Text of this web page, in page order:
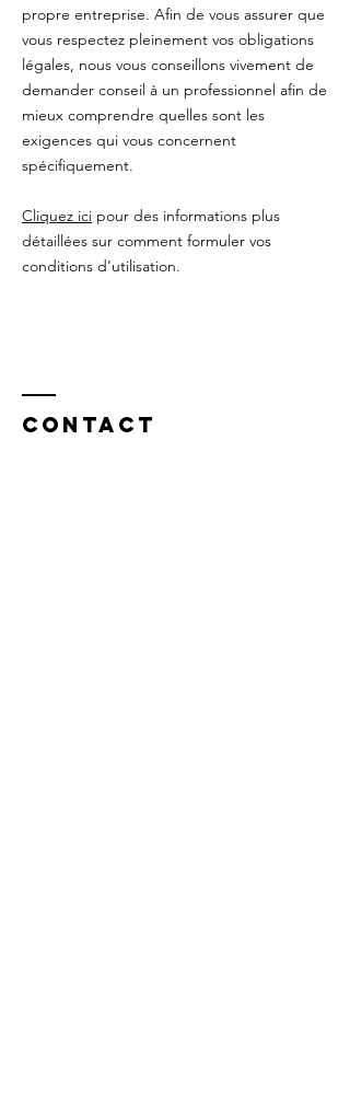
propre entreprise. Afin de vous assurer que
vous respectez pleinement vos obligations
légales, nous vous conseillons vivement de
demander conseil à un professionnel afin de
mieux comprendre quelles sont les
exigences qui vous concernent
spécifiquement.
Cliquez ici pour des informations plus
détaillées sur comment formuler vos
conditions d’utilisation.
Contact